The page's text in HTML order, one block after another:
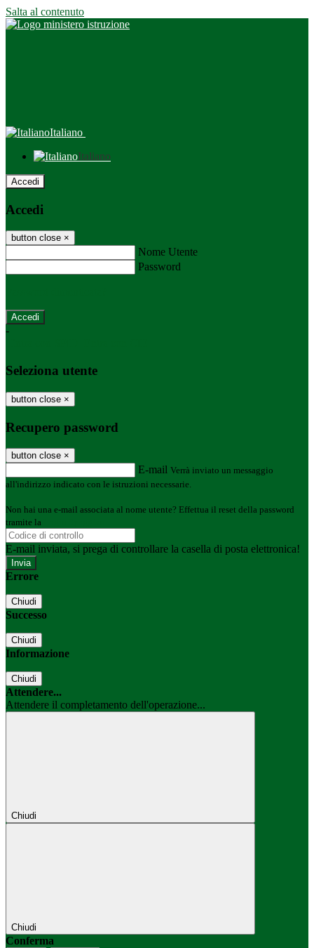
Salta al contenuto
Italiano
Italiano
Accedi
Accedi
button close ×
Nome Utente
Password
-
Seleziona utente
button close ×
Recupero password
button close ×
E-mail Verrà inviato un messaggio
all'indirizzo indicato con le istruzioni necessarie.
Non hai una e-mail associata al nome utente? Effettua il reset della password
tramite la
E-mail inviata, si prega di controllare la casella di posta elettronica!
Errore
Chiudi
Successo
Chiudi
Informazione
Chiudi
Attendere...
Attendere il completamento dell'operazione...
Chiudi
Chiudi
Conferma